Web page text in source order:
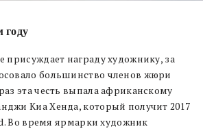
году
присуждает награду художнику, за
большинство членов жюри
эта честь выпала африканскому
Киа Хенда, который получит 2017
Во время ярмарки художник